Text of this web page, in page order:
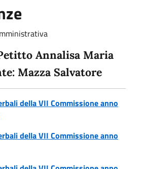
Annalisa Maria
Mazza Salvatore
della VII Commissione anno
della VII Commissione anno